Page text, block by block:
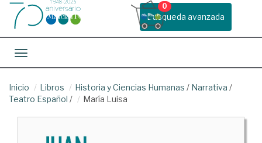
Busqueda avanzada
0
Toggle navigation
Inicio Libros Historia y Ciencias Humanas / Narrativa /
Teatro Español / María Luisa